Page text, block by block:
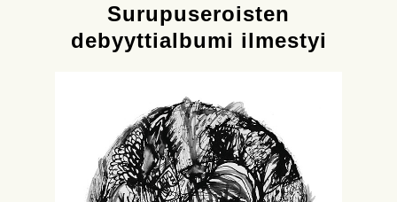
Surupuseroisten
debyyttialbumi ilmestyi